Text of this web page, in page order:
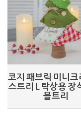
코지 패브릭 미니크
스트리 L 탁상용 장
블트리